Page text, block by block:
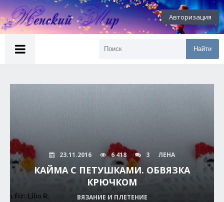
Авторизация
Найти
23.11.2016 6 418 3 ЛЕНА
КАЙМА С ПЕТУШКАМИ. ОБВЯЗКА
КРЮЧКОМ
ВЯЗАНИЕ И ПЛЕТЕНИЕ